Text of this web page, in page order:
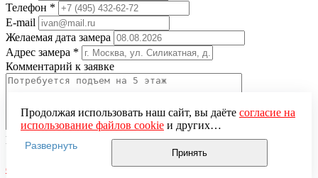
Телефон *
E-mail
Желаемая дата замера
Адрес замера *
Комментарий к заявке
Понравившаяся модель
Нажимая кнопку «Отправить», вы даёте
обработку персональных данныхи подтверждаете
Продолжая использовать наш сайт, вы даёте согласие на
использование файлов cookieи других
пользовательских данных (включая IP-адрес, сведения о
местоположении, устройстве, действиях на сайте и т. п.)
для функционирования сайта, проведения
Развернуть
Принять